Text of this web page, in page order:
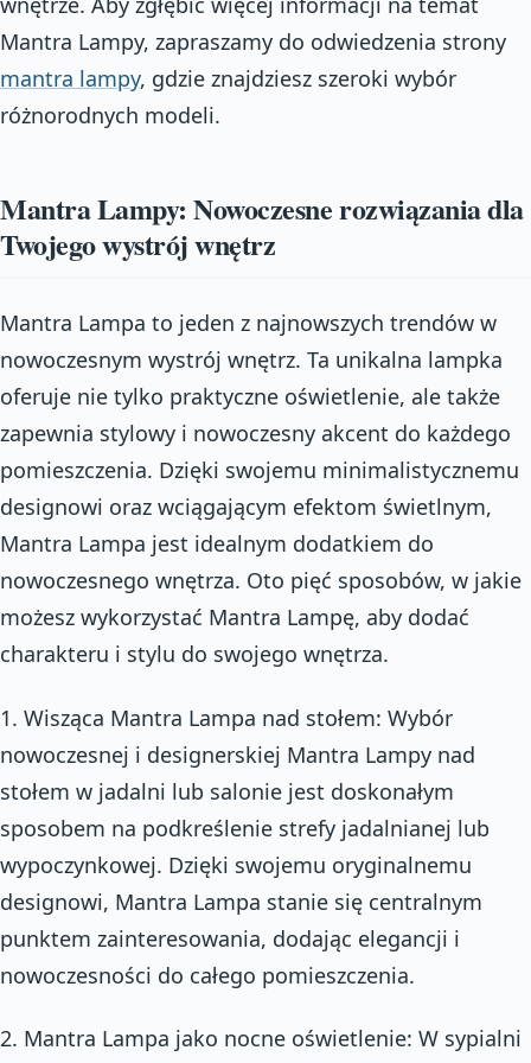
Mantra Lampy, zapraszamy do odwiedzenia strony
mantra lampy, gdzie znajdziesz szeroki wybór
różnorodnych modeli.
Mantra Lampy: Nowoczesne rozwiązania dla
Twojego wystrój wnętrz
Mantra Lampa to jeden z najnowszych trendów w
nowoczesnym wystrój wnętrz. Ta unikalna lampka
oferuje nie tylko praktyczne oświetlenie, ale także
zapewnia stylowy i nowoczesny akcent do każdego
pomieszczenia. Dzięki swojemu minimalistycznemu
designowi oraz wciągającym efektom świetlnym,
Mantra Lampa jest idealnym dodatkiem do
nowoczesnego wnętrza. Oto pięć sposobów, w jakie
możesz wykorzystać Mantra Lampę, aby dodać
charakteru i stylu do swojego wnętrza.
1. Wisząca Mantra Lampa nad stołem: Wybór
nowoczesnej i designerskiej Mantra Lampy nad
stołem w jadalni lub salonie jest doskonałym
sposobem na podkreślenie strefy jadalnianej lub
wypoczynkowej. Dzięki swojemu oryginalnemu
designowi, Mantra Lampa stanie się centralnym
punktem zainteresowania, dodając elegancji i
nowoczesności do całego pomieszczenia.
2. Mantra Lampa jako nocne oświetlenie: W sypialni